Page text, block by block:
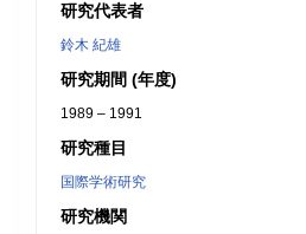
研究代表者
鈴木 紀雄
研究期間 (年度)
1989 – 1991
研究種目
国際学術研究
研究機関